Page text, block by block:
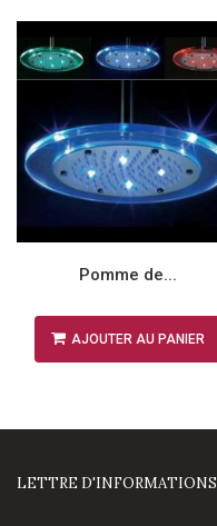
Pomme de...
AJOUTER AU PANIER
LETTRE D'INFORMATIONS